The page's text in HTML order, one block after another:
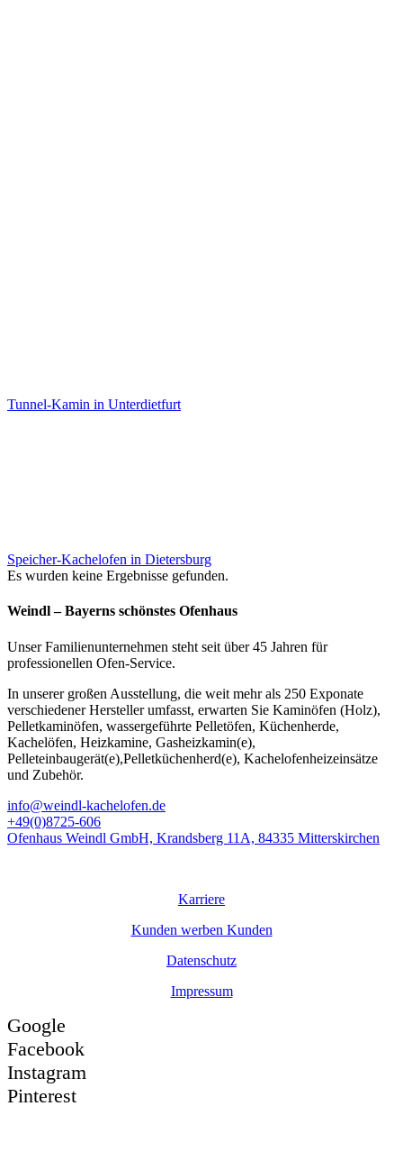
Tunnel-Kamin in Unterdietfurt
Speicher-Kachelofen in Dietersburg
Es wurden keine Ergebnisse gefunden.
Weindl – Bayerns schönstes Ofenhaus
Unser Familienunternehmen steht seit über 45 Jahren für
professionellen Ofen-Service.
In unserer großen Ausstellung, die weit mehr als 250 Exponate
verschiedener Hersteller umfasst, erwarten Sie Kaminöfen (Holz),
Pelletkaminöfen, wassergeführte Pelletöfen, Küchenherde,
Kachelöfen, Heizkamine, Gasheizkamin(e),
Pelleteinbaugerät(e),Pelletküchenherd(e), Kachelofenheizeinsätze
und Zubehör.
info@weindl-kachelofen.de
+49(0)8725-606
Ofenhaus Weindl GmbH, Krandsberg 11A, 84335 Mitterskirchen
Karriere
Kunden werben Kunden
Datenschutz
Impressum
Google
Facebook
Instagram
Pinterest